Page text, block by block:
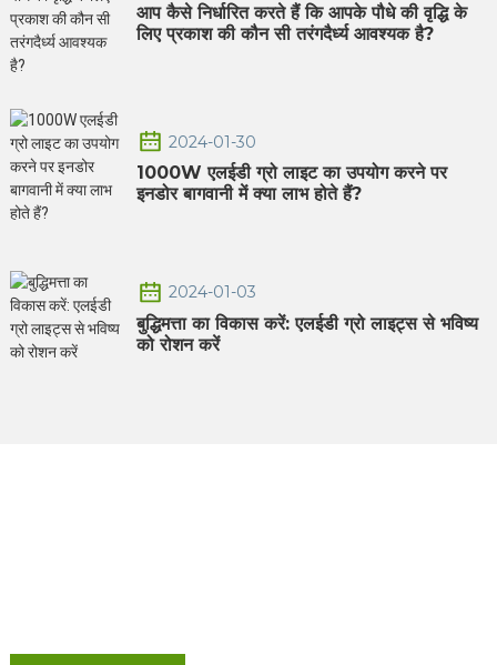
आप कैसे निर्धारित करते हैं कि आपके पौधे की वृद्धि के
लिए प्रकाश की कौन सी तरंगदैर्ध्य आवश्यक है?
2024-01-30
1000W एलईडी ग्रो लाइट का उपयोग करने पर
इनडोर बागवानी में क्या लाभ होते हैं?
2024-01-03
बुद्धिमत्ता का विकास करें: एलईडी ग्रो लाइट्स से भविष्य
को रोशन करें